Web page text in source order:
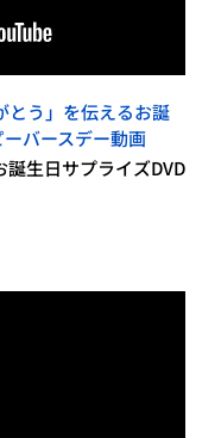
とう」を伝えるお誕
バースデー動画
生日サプライズDVD